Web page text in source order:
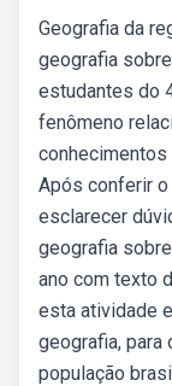
Geografia da
geografia
estudantes do
fenômeno
conhecimentos
Após conferir
esclarecer
geografia
ano com texto
esta atividade
geografia, para
população